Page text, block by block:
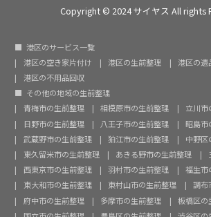
Copyright © 2024 サイヤス All rights
港区のサービス一覧
港区の空き家片付け
港区の生前整理
港区の遺
港区の不用品回収
その他の地域の生前整理
青梅市の生前整理
相模原市の生前整理
立川市
日野市の生前整理
八王子市の生前整理
昭島市
武蔵野市の生前整理
狛江市の生前整理
中野区
東久留米市の生前整理
あきる野市の生前整理
西東京市の生前整理
羽村市の生前整理
福生市
東大和市の生前整理
東村山市の生前整理
調布
府中市の生前整理
多摩市の生前整理
板橋区の